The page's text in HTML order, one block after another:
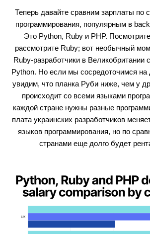
Теперь давайте сравним зарплаты по
программирования, популярным в
Это Python, Ruby и PHP.
рассмотрите Ruby; вот необычный
Ruby-разработчики в Великобритании
Python. Но если мы сосредоточимся на
увидим, что планка Руби ниже, чем у
происходит со всеми языками
каждой стране нужны разные
плата украинских разработчиков
языков программирования, но по
странами еще долго будет